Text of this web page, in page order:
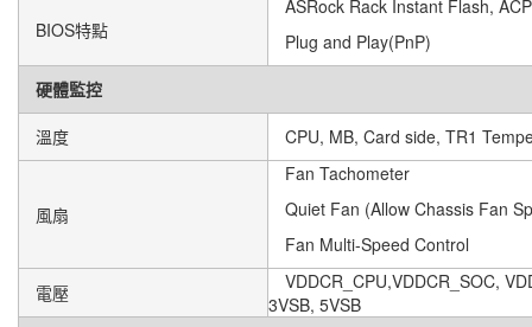
BIOS特點
ASRock Rack Instant Flash,
Plug and Play(PnP)
硬體監控
溫度
CPU, MB, Card side, TR1
風扇
Fan Tachometer
Quiet Fan (Allow Chassis Fan
Fan Multi-Speed Control
電壓
VDDCR_CPU,VDDCR_SOC,
3VSB, 5VSB